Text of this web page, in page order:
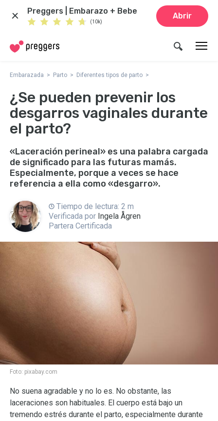
Preggers | Embarazo + Bebe
(10k)
Abrir
Embarazada Parto Diferentes tipos de parto
¿Se pueden prevenir los
desgarros vaginales durante
el parto?
«Laceración perineal» es una palabra cargada
de significado para las futuras mamás.
Especialmente, porque a veces se hace
referencia a ella como «desgarro».
Tiempo de lectura: 2 m
Verificada por Ingela Ågren
Partera Certificada
Foto: pixabay.com
No suena agradable y no lo es. No obstante, las
laceraciones son habituales. El cuerpo está bajo un
tremendo estrés durante el parto, especialmente durante